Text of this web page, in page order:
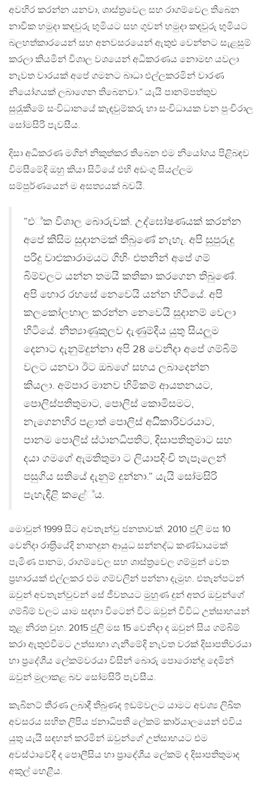
අවහිර කරන්න යනවා, ශාස්ත‍්‍රවෙල සහ රාගම්වෙල තිබෙන
නාවික හමුදා කඳවුරු භුමියට සහ ගුවන් හමුදා කඳවුරු භුමියට
බලහත්කාරයෙන් සහ අනවසරයෙන් ඇතුළු වෙන්නට සැළසුම්
කරලා කියමින් විශාල වශයෙන් අධිකරණය නොමඟ යවලා
නැවත වාරයක් අපේ ගමනට බාධා එල්ලකරමින් වාරණ
නියෝගයක් ලබාගෙන තිබෙනවා.” යැයි පානම්පත්තුව
සුරැුකීමේ සංවිධානයේ කැඳවුම්කරු හා සංවිධායක වන පුංචිරාල
සෝමසිරි පැවසීය.
දිසා අධිකරණ මගින් නිකුත්කර තිබෙන එම නියෝගය පිළිබඳව
විමසීමේදි ඔහු කියා සිටියේ එහි අඩංගු සියල්ලම
සම්පුර්ණයෙන් ම අසත්‍යයක් බවයි.
”එ්ක විශාල බොරුවක්. උද්ඝෝෂණයක් කරන්න
අපේ කිසිම සුදානමක් තිබුණේ නැහැ. අපි සුපුරුදු
පරිදු වාළුකාරාමයට ගිහිං එතනින් අපේ ගම්
බිම්වලට යන්න තමයි කතිකා කරගෙන තිබුණේ.
අපි හොර රහසේ නෙවෙයි යන්න හිටියේ. අපි
කලකෝලහාල කරන්න නෙවෙයි සුදානම් වෙලා
හිටියේ. නිත්‍යාණුකුලව දැණුම්දිය යුතු සියලූම
දෙනාට දැනුම්දුන්නා අපි 28 වෙනිදා අපේ ගම්බිම්
වලට යනවා ඊට ඔබගේ සහය ලබාදෙන්න
කියලා. අම්පාර මානව හිමිකම් ආයතනයට,
පොලිස්පතිතුමාට, පොලිස් කොමිසමට,
නැගෙනහිර පළාත් පොලිස් අධිිකාරිවරයාට,
පානම පොලිස් ස්ථානධිපතිට, දිසාපතිතුමාට සහ
දයා ගමගේ ඇමතිතුමා ට ලියාපදිංචි තැපෑලෙන්
පසුගිය සතියේ දැනුම් දුන්නා.” යැයි සෝමසිරි
පැහැදිළි කළේ්ය.
මොවුන් 1999 සිට අවතැන්වු ජනතාවක්. 2010 ජුලි මස 10
වෙනිදා රාත‍්‍රියේදි නානදුන ආයුධ සන්නද්ධ කණ්ඩායමක්
පැමිණ පානම, රාගම්වෙල සහ ශාස්ත‍්‍රවෙල ගම්මුන් වෙත
ප‍්‍රහාරයක් එල්ලකර එම ගම්වලින් පන්නා දැමුහ. එතැන්පටන්
ඔවුන් අවතැන්වුවන් සේ ජීවතයට මුහුණ දුන් අතර ඔවුන්ගේ
ගම්බිම් වලට යාම සඳහා විටෙන් විට ඔවුන් විවිධ උත්සාහයන්
තුළ නිරත වුහ. 2015 ජුලි මස 15 වෙනිදා ද ඔවුන් සිය ගම්බිම්
කරා ඇතුළුවීමට උත්සාහා ගැනීමේදි නැවත වරක් දිසාපතිවරයා
හා ප‍්‍රදේශීය ලේකම්වරයා විසින් බොරු පොරොන්දු දෙමින්
ඔවුන් මුලාකළ බව සෝමසිරි පැවසීය.
කැබිනට් තීරණ ලබාදී තිබුණද ඉඩම්වලට යාමට අවශ්‍ය ලිඛිත
අවසරය සහිත ලිපිය ජනාධිපති ලේකම් කාර්යාලයෙන් එවිය
යුතු යැයි සඳහන් කරමින් ඔවුන්ගේ උත්සාහයට එම
අවස්ථාවේදී ද පොලීසිය හා ප‍්‍රාදේශීය ලේකම් ද දිසාපතිතුමාද
අකුල් හෙළීය.